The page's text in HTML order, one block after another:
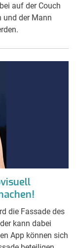
auf der Couch
und der Mann
die Fassade des
kann dabei
App können sich